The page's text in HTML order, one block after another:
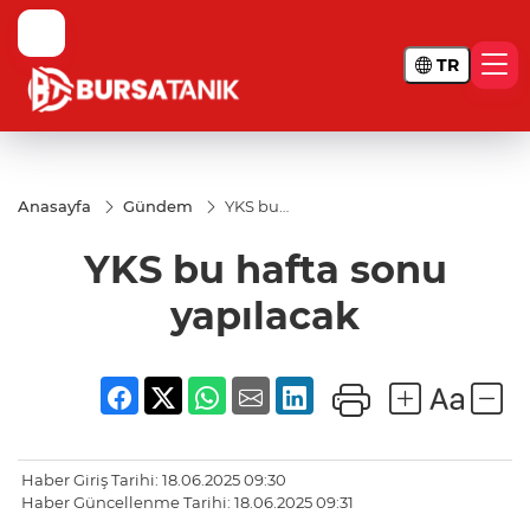
TR
Anasayfa Gündem
YKS bu
yapılacak
YKS bu hafta sonu
yapılacak
Haber Giriş Tarihi: 18.06.2025 09:30
Haber Güncellenme Tarihi: 18.06.2025 09:31